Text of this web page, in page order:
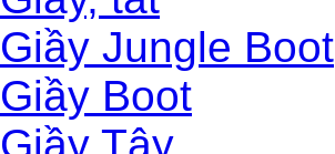
Giầy Jungle Boot
Giầy Boot